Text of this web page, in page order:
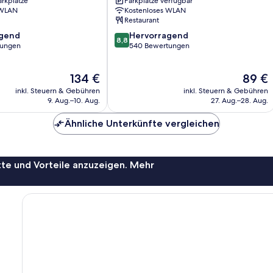
Der
Preis
beträgt
134 €
inkl. Steuern & Gebühren
9. Aug.–10. Aug.
Kostenloses WLAN
Restaurant
8.8
von
8,8 Hervorragend
540 Bewertungen
Der
Preis
beträgt
89 €
inkl. Steuern & Gebühren
27. Aug.–28. Aug.
Ähnliche Unterkünfte vergleichen
und Vorteile anzuzeigen. Mehr